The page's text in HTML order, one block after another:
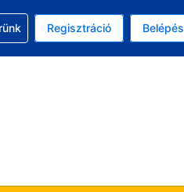
amerikai dollár
nyelv: Magyar
Regisztráció Belépés